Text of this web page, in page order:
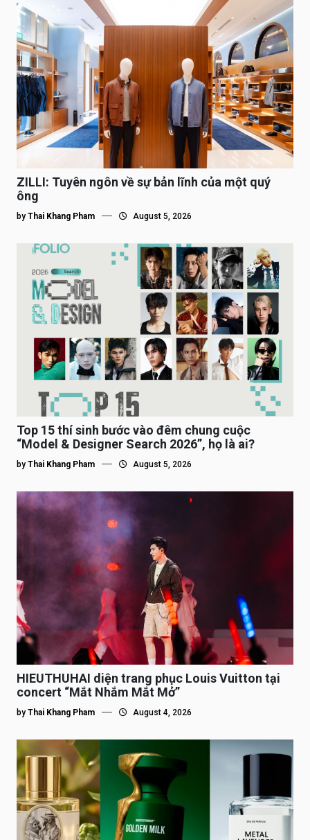
ZILLI: Tuyên ngôn về sự bản lĩnh của một quý
ông
by Thai Khang Pham August 5, 2026
Top 15 thí sinh bước vào đêm chung cuộc
“Model & Designer Search 2026”, họ là ai?
by Thai Khang Pham August 5, 2026
HIEUTHUHAI diện trang phục Louis Vuitton tại
concert “Mắt Nhắm Mắt Mở”
by Thai Khang Pham August 4, 2026